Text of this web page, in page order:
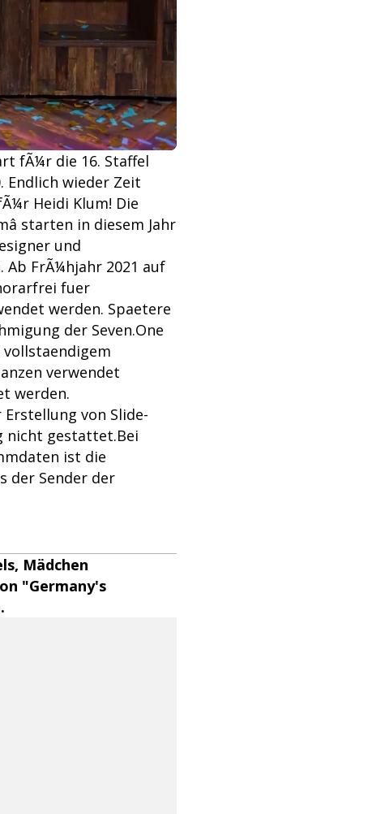
fÃ¼r die 16. Staffel
Endlich wieder Zeit
Heidi Klum! Die
starten in diesem Jahr
und
FrÃ¼hjahr 2021 auf
fuer
werden. Spaetere
der Seven.One
verwendet
werden.
von Slide-
nicht gestattet.Bei
ist die
der Sender der
Mädchen
"Germany's